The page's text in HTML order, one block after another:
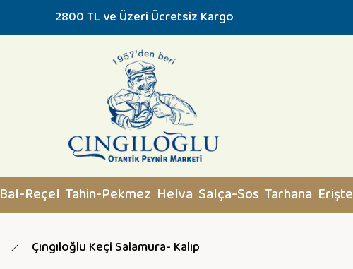
2800 TL ve Üzeri Ücretsiz Kargo
Bal-Reçel Tahin-Pekmez Helva Salça-Sos Tarhana Erişte
Çıngıloğlu Keçi Salamura- Kalıp